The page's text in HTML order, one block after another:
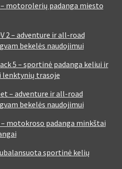
motorolerių padanga miesto
2 – adventure ir all-road
bekelės naudojimui
5 – sportinė padanga keliui ir
lenktynių trasoje
– adventure ir all-road
bekelės naudojimui
– motokroso padanga minkštai
sportinė kelių